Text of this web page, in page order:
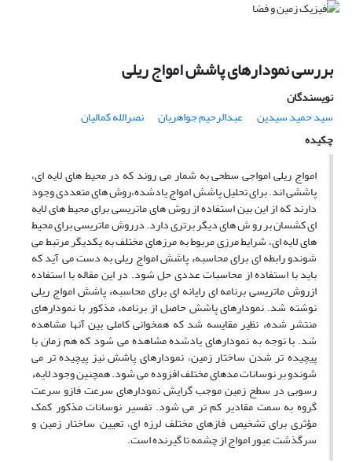
بررسی نمودارهای پاشش امواج ریلی
نویسندگان
سید حمید سیدین
عبدالرحیم جواهریان
نصرالله کمالیان
چکیده
امواج ریلی امواجی سطحی به شمار می روند که در محیط های لایه ای،
پاششی اند. برای تحلیل پاشش امواج یادشده،روش های متعددی وجود
دارند که از این بین استفاده از روش های ماتریسی برای محیط های لایه
ای کشسان بر رو ش های دیگر برتری دارد. درروش ماتریسی برای محیط
های لایه ای، شرایط مرزی مربوط به مرزهای مختلف به یکدیگر مرتبط می
شوندو رابطه ای برای محاسبهء پاشش امواج ریلی به دست می آید که
باید با استفاده از محاسبات عددی حل شود. در این مقاله با استفاده
ازروش ماتریسی برنامه ای رایانه ای برای محاسبهء پاشش امواج ریلی
نوشته شد. نمودارهای پاشش حاصل از برنامهء مذکور با نمودارهای
منتشر شدهء نظیر مقایسه شد که همخوانی کاملی بین آنها مشاهده
شد. با توجه به نمودارهای یادشده مشاهده می شود که هم زمان با
پیچیده تر شدن ساختار زمین، نمودارهای پاشش نیز پیچیده تر می
شوندو بر نوسانات مدهای مختلف افزوده می شود. همچنین وجود لایهء
رسوبی در سطح زمین موجب گرایش نمودارهای سرعت فازو سرعت
گروه به سمت مقادیر کم تر می شود. تفسیر نوسانات مذکور کمک
مؤثری برای تشخیص فازهای مختلف لرزه ای، تعیین ساختار زمین و
سرگذشت عبور امواج از چشمه تا گیرنده است.